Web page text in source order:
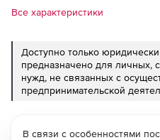
Все характеристики
Доступно только
предназначено для личных,
нужд, не связанных с
предпринимательской
В связи с особенностями